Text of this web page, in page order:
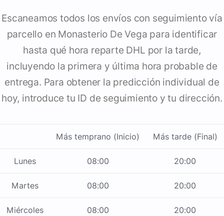
Escaneamos todos los envíos con seguimiento vía
parcello en Monasterio De Vega para identificar
hasta qué hora reparte DHL por la tarde,
incluyendo la primera y última hora probable de
entrega. Para obtener la predicción individual de
hoy, introduce tu ID de seguimiento y tu dirección.
Más temprano (Inicio) Más tarde (Final)
Lunes 08:00 20:00
Martes 08:00 20:00
Miércoles 08:00 20:00